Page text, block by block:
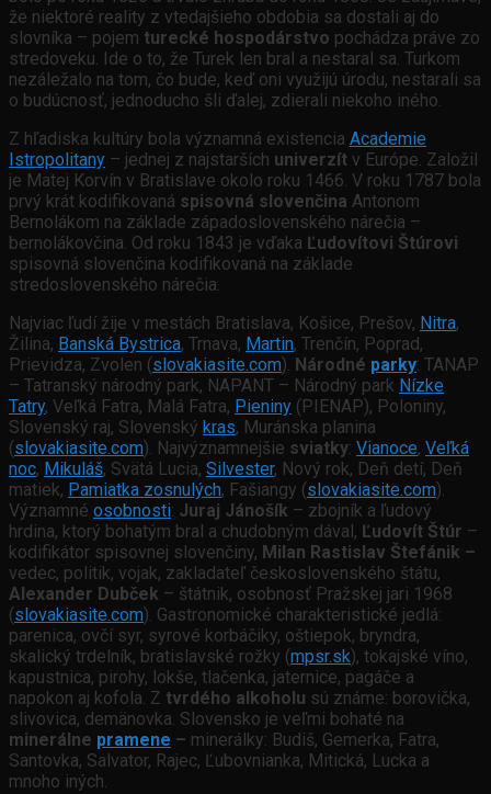
že niektoré reality z vtedajšieho obdobia sa dostali aj do
slovníka – pojem turecké hospodárstvo pochádza práve zo
stredoveku. Ide o to, že Turek len bral a nestaral sa. Turkom
nezáležalo na tom, čo bude, keď oni využijú úrodu, nestarali sa
o budúcnosť, jednoducho šli ďalej, zdierali niekoho iného.
Z hľadiska kultúry bola významná existencia Academie
Istropolitany – jednej z najstarších univerzít v Európe. Založil
je Matej Korvín v Bratislave okolo roku 1466. V roku 1787 bola
prvý krát kodifikovaná spisovná slovenčina Antonom
Bernolákom na základe západoslovenského nárečia –
bernolákovčina. Od roku 1843 je vďaka Ľudovítovi Štúrovi
spisovná slovenčina kodifikovaná na základe
stredoslovenského nárečia.
Najviac ľudí žije v mestách Bratislava, Košice, Prešov, Nitra,
Žilina, Banská Bystrica, Trnava, Martin, Trenčín, Poprad,
Prievidza, Zvolen (slovakiasite.com). Národné parky: TANAP
– Tatranský národný park, NAPANT – Národný park Nízke
Tatry, Veľká Fatra, Malá Fatra, Pieniny (PIENAP), Poloniny,
Slovenský raj, Slovenský kras, Muránska planina
(slovakiasite.com). Najvýznamnejšie sviatky: Vianoce, Veľká
noc, Mikuláš, Svätá Lucia, Silvester, Nový rok, Deň detí, Deň
matiek, Pamiatka zosnulých, Fašiangy (slovakiasite.com).
Významné osobnosti: Juraj Jánošík – zbojník a ľudový
hrdina, ktorý bohatým bral a chudobným dával, Ľudovít Štúr –
kodifikátor spisovnej slovenčiny, Milan Rastislav Štefánik –
vedec, politik, vojak, zakladateľ československého štátu,
Alexander Dubček – štátnik, osobnosť Pražskej jari 1968
(slovakiasite.com). Gastronomické charakteristické jedlá:
parenica, ovčí syr, syrové korbáčiky, oštiepok, bryndra,
skalický trdelník, bratislavské rožky (mpsr.sk), tokajské víno,
kapustnica, pirohy, lokše, tlačenka, jaternice, pagáče a
napokon aj kofola. Z tvrdého alkoholu sú známe: borovička,
slivovica, demänovka. Slovensko je veľmi bohaté na
minerálne pramene – minerálky: Budiš, Gemerka, Fatra,
Santovka, Salvator, Rajec, Ľubovnianka, Mitická, Lucka a
mnoho iných.